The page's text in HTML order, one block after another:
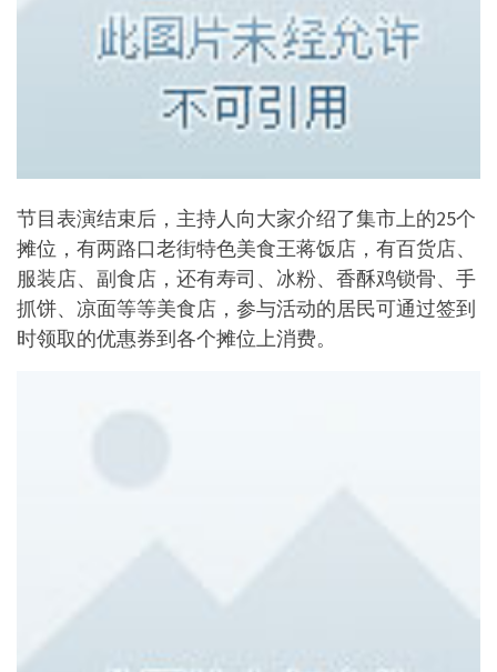
节目表演结束后，主持人向大家介绍了集市上的25个
摊位，有两路口老街特色美食王蒋饭店，有百货店、
服装店、副食店，还有寿司、冰粉、香酥鸡锁骨、手
抓饼、凉面等等美食店，参与活动的居民可通过签到
时领取的优惠券到各个摊位上消费。